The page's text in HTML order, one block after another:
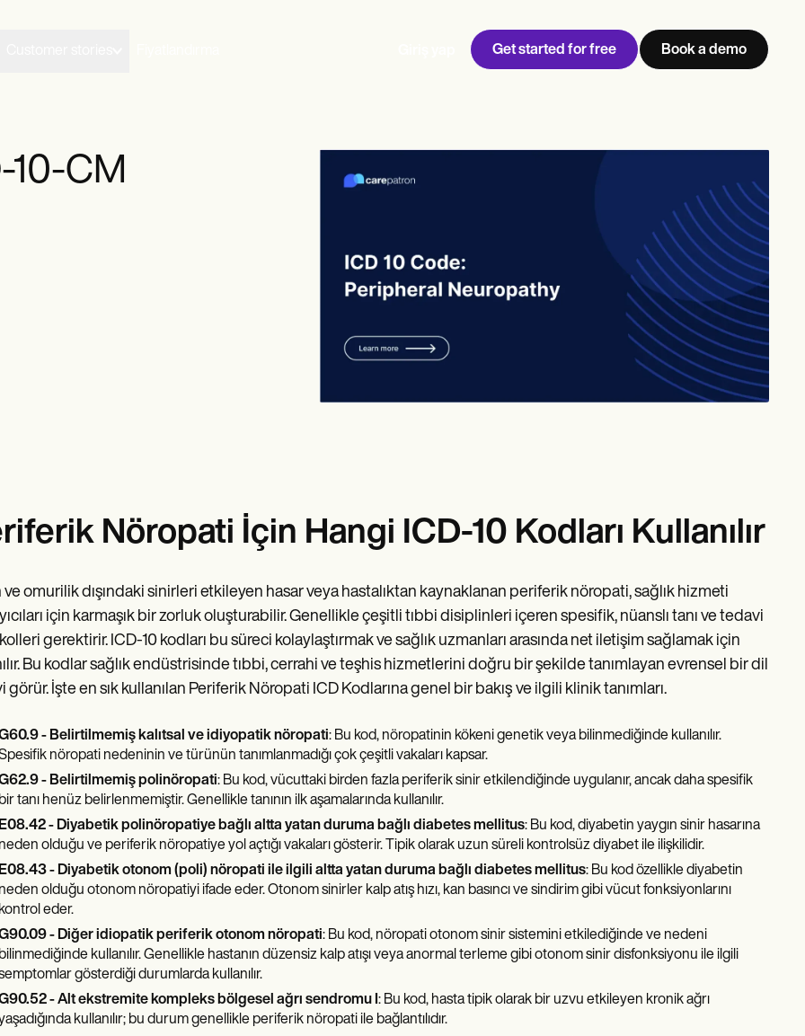
Get started for free Book a demo
10-CM
Nöropati İçin Hangi ICD-10 Kodları Kullanılır
ve omurilik dışındaki sinirleri etkileyen hasar veya hastalıktan kaynaklanan periferik nöropati, sağlık hizmeti
için karmaşık bir zorluk oluşturabilir. Genellikle çeşitli tıbbi disiplinleri içeren spesifik, nüanslı tanı ve tedavi
gerektirir. ICD-10 kodları bu süreci kolaylaştırmak ve sağlık uzmanları arasında net iletişim sağlamak için
Bu kodlar sağlık endüstrisinde tıbbi, cerrahi ve teşhis hizmetlerini doğru bir şekilde tanımlayan evrensel bir dil
görür. İşte en sık kullanılan Periferik Nöropati ICD Kodlarına genel bir bakış ve ilgili klinik tanımları.
- Belirtilmemiş kalıtsal ve idiyopatik nöropati: Bu kod, nöropatinin kökeni genetik veya bilinmediğinde kullanılır.
nöropati nedeninin ve türünün tanımlanmadığı çok çeşitli vakaları kapsar.
- Belirtilmemiş polinöropati: Bu kod, vücuttaki birden fazla periferik sinir etkilendiğinde uygulanır, ancak daha spesifik
bir tanı henüz belirlenmemiştir. Genellikle tanının ilk aşamalarında kullanılır.
E08.42 - Diyabetik polinöropatiye bağlı altta yatan duruma bağlı diabetes mellitus: Bu kod, diyabetin yaygın sinir hasarına
neden olduğu ve periferik nöropatiye yol açtığı vakaları gösterir. Tipik olarak uzun süreli kontrolsüz diyabet ile ilişkilidir.
E08.43 - Diyabetik otonom (poli) nöropati ile ilgili altta yatan duruma bağlı diabetes mellitus: Bu kod özellikle diyabetin
neden olduğu otonom nöropatiyi ifade eder. Otonom sinirler kalp atış hızı, kan basıncı ve sindirim gibi vücut fonksiyonlarını
kontrol eder.
- Diğer idiopatik periferik otonom nöropati: Bu kod, nöropati otonom sinir sistemini etkilediğinde ve nedeni
bilinmediğinde kullanılır. Genellikle hastanın düzensiz kalp atışı veya anormal terleme gibi otonom sinir disfonksiyonu ile ilgili
gösterdiği durumlarda kullanılır.
- Alt ekstremite kompleks bölgesel ağrı sendromu I : Bu kod, hasta tipik olarak bir uzvu etkileyen kronik ağrı
kullanılır; bu durum genellikle periferik nöropati ile bağlantılıdır.